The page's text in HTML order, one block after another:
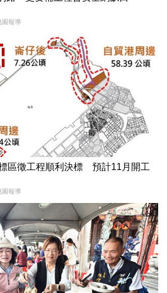
園報導
區徵工程順利決標 預計11月開工
園報導